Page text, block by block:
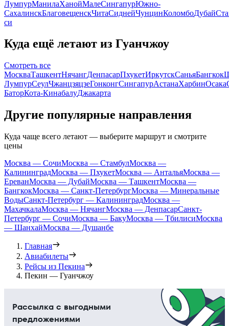
ЛумпурМанилаХанойМалеСингапурЮжно-
СахалинскБлаговещенскЧитаСиднейЧунцинКоломбоДубай
си
Куда ещё летают из Гуанчжоу
Смотреть все
МоскваТашкентНячангДенпасарПхукетИркутскСаньяБангкок
ЛумпурСеулЧжанцзяцзеГонконгСингапурАстанаХарбинОсака
БаторКота-КинабалуДжакарта
Другие популярные направления
Куда чаще всего летают — выберите маршрут и смотрите
цены
Москва — СочиМосква — СтамбулМосква —
КалининградМосква — ПхукетМосква — АнтальяМосква —
ЕреванМосква — ДубайМосква — ТашкентМосква —
БангкокМосква — Санкт-ПетербургМосква — Минеральные
ВодыСанкт-Петербург — КалининградМосква —
МахачкалаМосква — НячангМосква — ДенпасарСанкт-
Петербург — СочиМосква — БакуМосква — ТбилисиМосква
— ШанхайМосква — Душанбе
Главная
Авиабилеты
Рейсы из Пекина
Пекин — Гуанчжоу
Рассылка с выгодными
предложениями